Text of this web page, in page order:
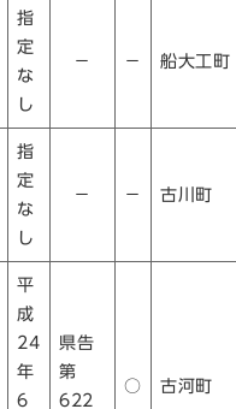
指
定
な
し
－ － 船大工町
指
定
な
し
－ － 古川町
平
成
24
年
6
県告
第
622
○ 古河町